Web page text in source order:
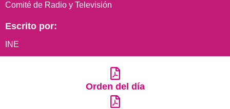
Comité de Radio y Televisión
Escrito por:
INE
Orden del día